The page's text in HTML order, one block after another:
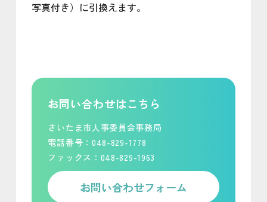
写真付き）に引換えます。
お問い合わせはこちら
さいたま市人事委員会事務局
電話番号：048-829-1778
ファックス：048-829-1963
お問い合わせフォーム